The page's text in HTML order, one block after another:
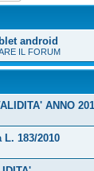
android
IL FORUM
ANNO
183/2010